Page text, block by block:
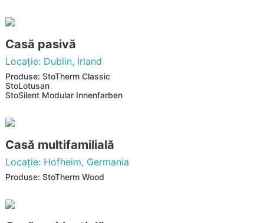
Casă pasivă
Locaţie: Dublin, Irland
Produse: StoTherm Classic
StoLotusan
StoSilent Modular Innenfarben
Casă multifamilială
Locaţie: Hofheim, Germania
Produse: StoTherm Wood